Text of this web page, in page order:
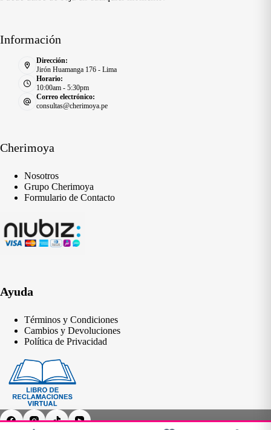
Información
Dirección:
Jirón Huamanga 176 - Lima
Horario:
10:00am - 5:30pm
Correo electrónico:
consultas@cherimoya.pe
Cherimoya
Nosotros
Grupo Cherimoya
Formulario de Contacto
Ayuda
Términos y Condiciones
Cambios y Devoluciones
Política de Privacidad